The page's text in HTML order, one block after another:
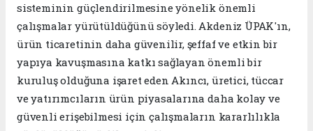
sisteminin güçlendirilmesine yönelik önemli
çalışmalar yürütüldüğünü söyledi. Akdeniz ÜPAK'ın,
ürün ticaretinin daha güvenilir, şeffaf ve etkin bir
yapıya kavuşmasına katkı sağlayan önemli bir
kuruluş olduğuna işaret eden Akıncı, üretici, tüccar
ve yatırımcıların ürün piyasalarına daha kolay ve
güvenli erişebilmesi için çalışmaların kararlılıkla